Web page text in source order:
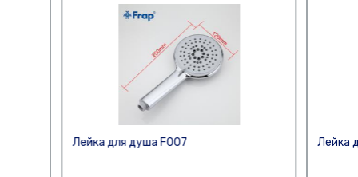
Лейка для душа F007 Лейка